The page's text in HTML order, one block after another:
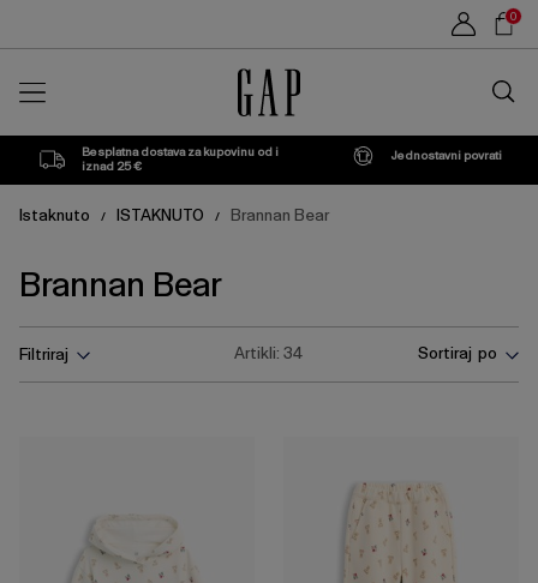
0
trgovini
Besplatna dostava za kupovinu od i
iznad 25 €
Jednostavni povrati
Istaknuto / ISTAKNUTO / Brannan Bear
Brannan Bear
tipku
Enter
Filtriraj Artikli:34 Sortiraj po